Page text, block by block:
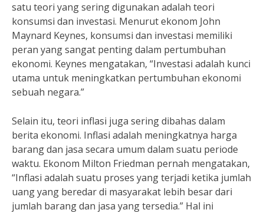
satu teori yang sering digunakan adalah teori
konsumsi dan investasi. Menurut ekonom John
Maynard Keynes, konsumsi dan investasi memiliki
peran yang sangat penting dalam pertumbuhan
ekonomi. Keynes mengatakan, “Investasi adalah kunci
utama untuk meningkatkan pertumbuhan ekonomi
sebuah negara.”
Selain itu, teori inflasi juga sering dibahas dalam
berita ekonomi. Inflasi adalah meningkatnya harga
barang dan jasa secara umum dalam suatu periode
waktu. Ekonom Milton Friedman pernah mengatakan,
“Inflasi adalah suatu proses yang terjadi ketika jumlah
uang yang beredar di masyarakat lebih besar dari
jumlah barang dan jasa yang tersedia.” Hal ini